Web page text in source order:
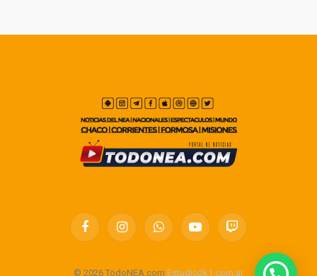
FacebookInstagramWhatsAppYouTubeTwitch
© 2026 TodoNEA.com Estudio2k1.com.ar